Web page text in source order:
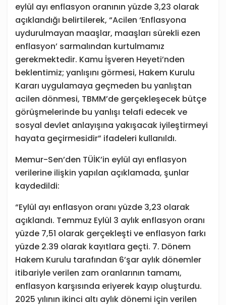
eylül ayı enflasyon oranının yüzde 3,23 olarak
açıklandığı belirtilerek, “Acilen ‘Enflasyona
uydurulmayan maaşlar, maaşları sürekli ezen
enflasyon’ sarmalından kurtulmamız
gerekmektedir. Kamu İşveren Heyeti’nden
beklentimiz; yanlışını görmesi, Hakem Kurulu
Kararı uygulamaya geçmeden bu yanlıştan
acilen dönmesi, TBMM’de gerçekleşecek bütçe
görüşmelerinde bu yanlışı telafi edecek ve
sosyal devlet anlayışına yakışacak iyileştirmeyi
hayata geçirmesidir” ifadeleri kullanıldı.
Memur-Sen’den TÜİK’in eylül ayı enflasyon
verilerine ilişkin yapılan açıklamada, şunlar
kaydedildi:
“Eylül ayı enflasyon oranı yüzde 3,23 olarak
açıklandı. Temmuz Eylül 3 aylık enflasyon oranı
yüzde 7,51 olarak gerçekleşti ve enflasyon farkı
yüzde 2.39 olarak kayıtlara geçti. 7. Dönem
Hakem Kurulu tarafından 6’şar aylık dönemler
itibariyle verilen zam oranlarının tamamı,
enflasyon karşısında eriyerek kayıp oluşturdu.
2025 yılının ikinci altı aylık dönemi için verilen